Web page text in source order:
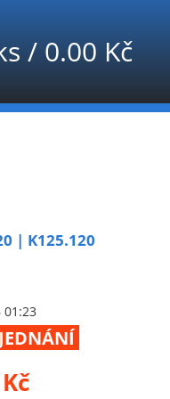
/0.00Kč
| K125.120
01:23